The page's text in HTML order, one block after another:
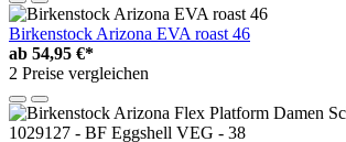
Birkenstock Arizona EVA roast 46
ab 54,95 €*
2 Preise vergleichen